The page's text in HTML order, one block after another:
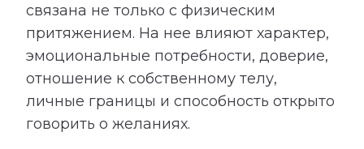
связана не только с физическим
притяжением. На нее влияют характер,
эмоциональные потребности, доверие,
отношение к собственному телу,
личные границы и способность открыто
говорить о желаниях.